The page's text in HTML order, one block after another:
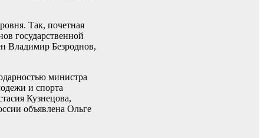
Так, почетная
государственной
Владимир Безроднов,
министра
и спорта
Кузнецова,
объявлена Ольге